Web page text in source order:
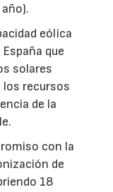
eólica
que
solares
los recursos
de la
con la
de
18